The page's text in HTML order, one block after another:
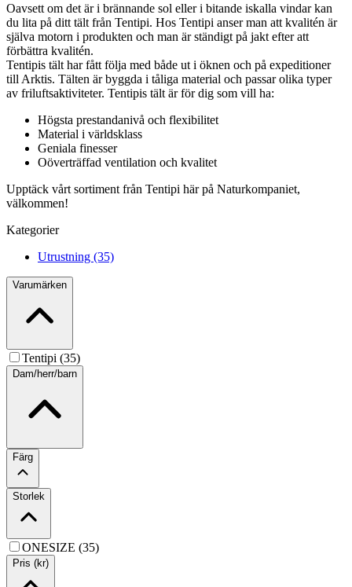
Oavsett om det är i brännande sol eller i bitande iskalla vindar kan
du lita på ditt tält från Tentipi. Hos Tentipi anser man att kvalitén är
själva motorn i produkten och man är ständigt på jakt efter att
förbättra kvalitén.
Tentipis tält har fått följa med både ut i öknen och på expeditioner
till Arktis. Tälten är byggda i tåliga material och passar olika typer
av friluftsaktiviteter. Tentipis tält är för dig som vill ha:
Högsta prestandanivå och flexibilitet
Material i världsklass
Geniala finesser
Oöverträffad ventilation och kvalitet
Upptäck vårt sortiment från Tentipi här på Naturkompaniet,
välkommen!
Kategorier
Utrustning (35)
Varumärken
Tentipi (35)
Dam/herr/barn
Färg
Storlek
ONESIZE (35)
Pris (kr)